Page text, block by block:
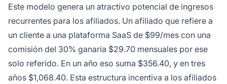
Este modelo genera un atractivo potencial de ingresos
recurrentes para los afiliados. Un afiliado que refiere a
un cliente a una plataforma SaaS de $99/mes con una
comisión del 30% ganaría $29.70 mensuales por ese
solo referido. En un año eso suma $356.40, y en tres
años $1,068.40. Esta estructura incentiva a los afiliados